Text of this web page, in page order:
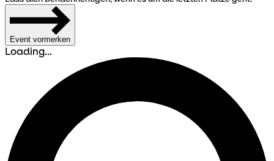
Event vormerken
Loading...